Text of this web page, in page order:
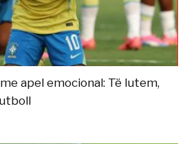
apel emocional: Të lutem,